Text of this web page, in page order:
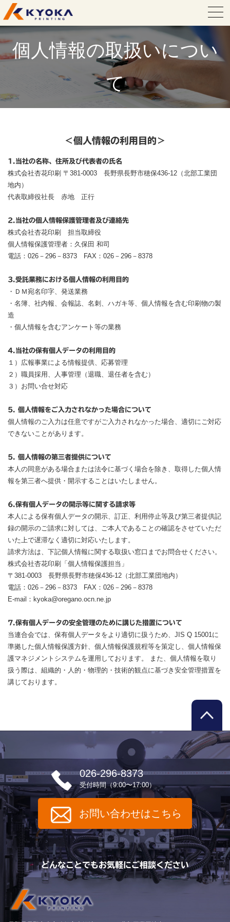
杏花印刷の強み 6つのキーワード
会社概要／アクセス
ご挨拶
CM・動画
事例紹介
お知らせ
採用情報
お問い合わせ
個人情報の取扱いについ
て
＜個人情報の利用目的＞
1.当社の名称、住所及び代表者の氏名
株式会社杏花印刷 〒381-0003 長野県長野市穂保436-12（北部工業団
地内）
代表取締役社長 赤地 正行
2.当社の個人情報保護管理者及び連絡先
株式会社杏花印刷 担当取締役
個人情報保護管理者：久保田 和司
電話：026－296－8373 FAX：026－296－8378
3.受託業務における個人情報の利用目的
・ＤＭ宛名印字、発送業務
・名簿、社内報、会報誌、名刺、ハガキ等、個人情報を含む印刷物の製
造
・個人情報を含むアンケート等の業務
4.当社の保有個人データの利用目的
１）広報事業による情報提供、応募管理
２）職員採用、人事管理（退職、退任者を含む）
３）お問い合せ対応
5. 個人情報をご入力されなかった場合について
個人情報のご入力は任意ですがご入力されなかった場合、適切にご対応
できないことがあります。
5. 個人情報の第三者提供について
本人の同意がある場合または法令に基づく場合を除き、取得した個人情
報を第三者へ提供・開示することはいたしません。
6.保有個人データの開示等に関する請求等
本人による保有個人データの開示、訂正、利用停止等及び第三者提供記
録の開示のご請求に対しては、ご本人であることの確認をさせていただ
いた上で遅滞なく適切に対応いたします。
請求方法は、下記個人情報に関する取扱い窓口までお問合せください。
株式会社杏花印刷「個人情報保護担当」
〒381-0003 長野県長野市穂保436-12（北部工業団地内）
電話：026－296－8373 FAX：026－296－8378
E‐mail：kyoka@oregano.ocn.ne.jp
7.保有個人データの安全管理のために講じた措置について
当連合会では、保有個人データをより適切に扱うため、JIS Q 15001に
準拠した個人情報保護方針、個人情報保護規程等を策定し、個人情報保
護マネジメントシステムを運用しております。 また、個人情報を取り
扱う際は、組織的・人的・物理的・技術的観点に基づき安全管理措置を
講じております。
026-296-8373
受付時間（9:00〜17:00）
お問い合わせはこちら
どんなことでもお気軽にご相談ください